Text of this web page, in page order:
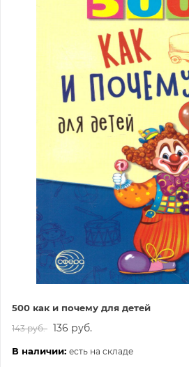
500 как и почему для детей
143 руб. 136 руб.
В наличии: есть на складе